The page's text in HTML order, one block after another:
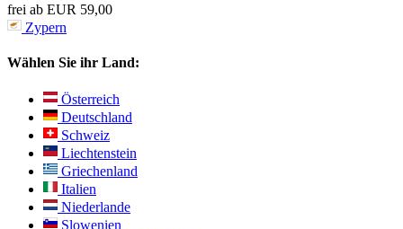
frei ab EUR 59,00
Zypern
Wählen Sie ihr Land:
Österreich
Deutschland
Schweiz
Liechtenstein
Griechenland
Italien
Niederlande
Slowenien